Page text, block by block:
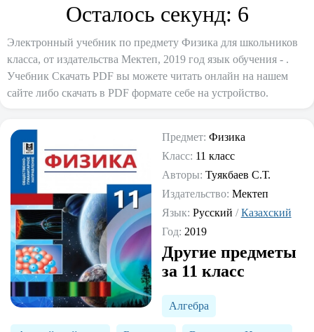
Осталось секунд: 6
Электронный учебник по предмету Физика для школьников
класса, от издательства Мектеп, 2019 год язык обучения - .
Учебник Скачать PDF вы можете читать онлайн на нашем
сайте либо скачать в PDF формате себе на устройство.
Предмет: Физика
Класс: 11 класс
Авторы: Туякбаев С.Т.
Издательство: Мектеп
Язык: Русский /Казахский
Год: 2019
Другие предметы
за 11 класс
Алгебра